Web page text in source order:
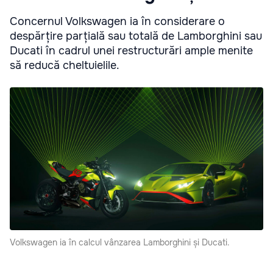
Concernul Volkswagen ia în considerare o
despărțire parțială sau totală de Lamborghini sau
Ducati în cadrul unei restructurări ample menite
să reducă cheltuielile.
Volkswagen ia în calcul vânzarea Lamborghini și Ducati.